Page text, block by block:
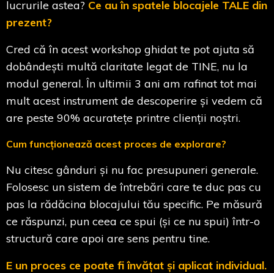
lucrurile astea? Ce au în spatele blocajele TALE din
prezent?
Cred că în acest workshop ghidat te pot ajuta să
dobândești multă claritate legat de TINE, nu la
modul general. În ultimii 3 ani am rafinat tot mai
mult acest instrument de descoperire și vedem că
are peste 90% acuratețe printre clienții noștri.
Cum funcționează acest proces de explorare?
Nu citesc gânduri și nu fac presupuneri generale.
Folosesc un sistem de întrebări care te duc pas cu
pas la rădăcina blocajului tău specific. Pe măsură
ce răspunzi, pun ceea ce spui (și ce nu spui) într-o
structură care apoi are sens pentru tine.
E un proces ce poate fi învățat și aplicat individual.